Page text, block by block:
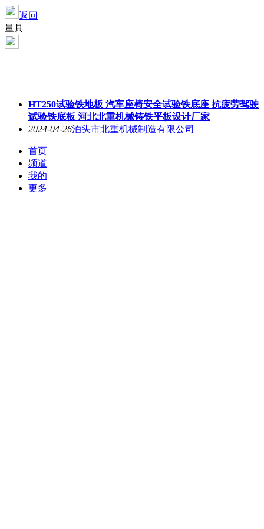
返回
量具
HT250试验铁地板 汽车座椅安全试验铁底座 抗疲劳驾驶
试验铁底板 河北北重机械铸铁平板设计厂家
2024-04-26泊头市北重机械制造有限公司
首页
频道
我的
更多